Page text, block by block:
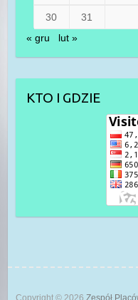
30
31
« gru
lut »
KTO I GDZIE